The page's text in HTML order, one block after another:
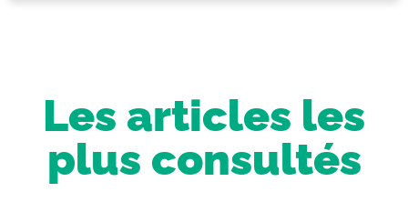
Les articles les
plus consultés